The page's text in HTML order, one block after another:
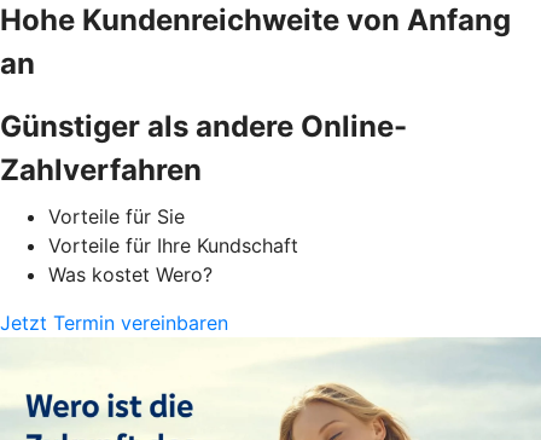
Hohe Kundenreichweite von Anfang
an
Günstiger als andere Online-
Zahlverfahren
Vorteile für Sie
Vorteile für Ihre Kundschaft
Was kostet Wero?
Jetzt Termin vereinbaren